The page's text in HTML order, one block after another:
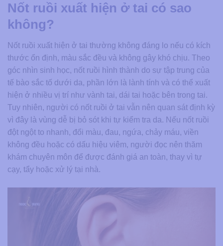
Nốt ruồi xuất hiện ở tai có sao
không?
Nốt ruồi xuất hiện ở tai thường không đáng lo nếu có kích
thước ổn định, màu sắc đều và không gây khó chịu. Theo
góc nhìn sinh học, nốt ruồi hình thành do sự tập trung của
tế bào sắc tố dưới da, phần lớn là lành tính và có thể xuất
hiện ở nhiều vị trí như vành tai, dái tai hoặc bên trong tai.
Tuy nhiên, người có nốt ruồi ở tai vẫn nên quan sát định kỳ
vì đây là vùng dễ bị bỏ sót khi tự kiểm tra da. Nếu nốt ruồi
đột ngột to nhanh, đổi màu, đau, ngứa, chảy máu, viền
không đều hoặc có dấu hiệu viêm, người đọc nên thăm
khám chuyên môn để được đánh giá an toàn, thay vì tự
cạy, tẩy hoặc xử lý tại nhà.